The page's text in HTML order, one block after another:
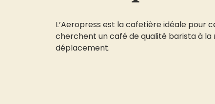
L’Aeropress est la cafetière idéale pour
cherchent un café de qualité barista à la
déplacement.